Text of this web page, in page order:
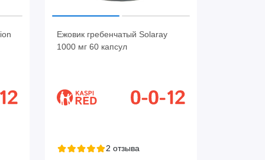
Ежовик гребенчатый Solaray
1000 мг 60 капсул
2 отзыва